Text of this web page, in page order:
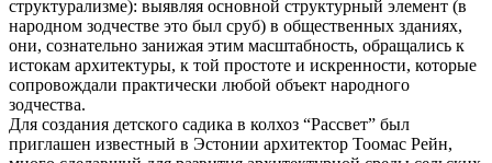
структурализме): выявляя основной структурный элемент (в
народном зодчестве это был сруб) в общественных зданиях,
они, сознательно занижая этим масштабность, обращались к
истокам архитектуры, к той простоте и искренности, которые
сопровождали практически любой объект народного
зодчества.
Для создания детского садика в колхоз “Рассвет” был
приглашен известный в Эстонии архитектор Тоомас Рейн,